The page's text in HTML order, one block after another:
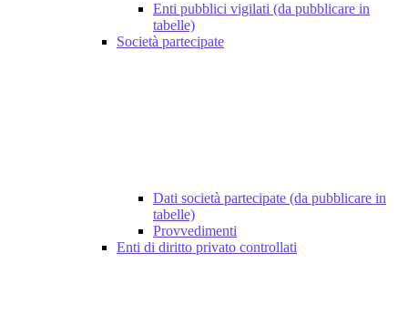
Enti pubblici vigilati (da pubblicare in
tabelle)
Società partecipate
Dati società partecipate (da pubblicare in
tabelle)
Provvedimenti
Enti di diritto privato controllati